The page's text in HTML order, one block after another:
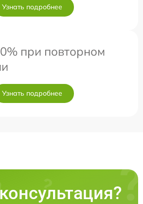
Узнать подробнее
при повторном
Узнать подробнее